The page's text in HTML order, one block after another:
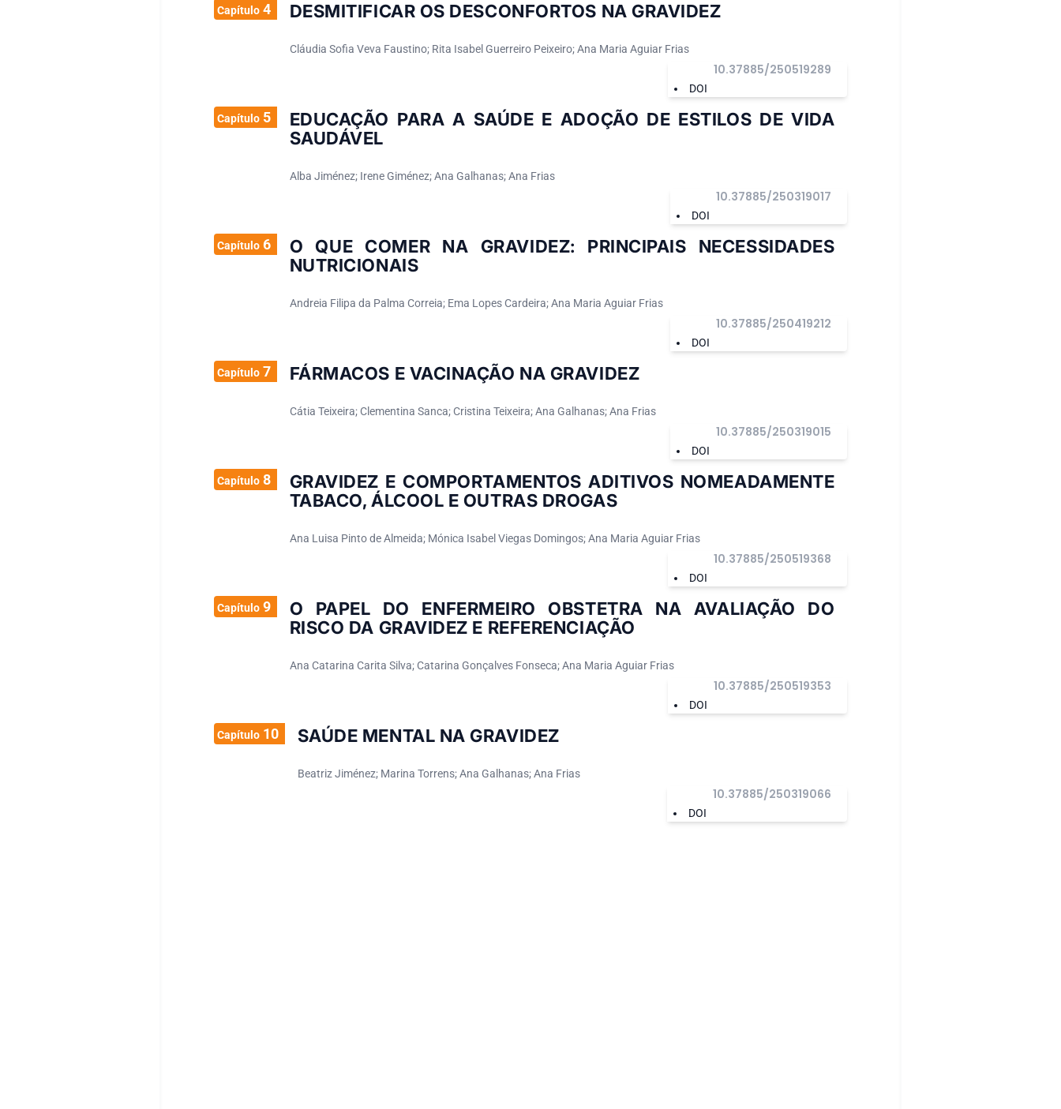
Capítulo4 DESMITIFICAR OS DESCONFORTOS NA GRAVIDEZ
Cláudia Sofia Veva Faustino; Rita Isabel Guerreiro Peixeiro; Ana Maria Aguiar Frias
DOI
10.37885/250519289
Capítulo5
EDUCAÇÃO PARA A SAÚDE E ADOÇÃO DE ESTILOS DE VIDA
SAUDÁVEL
Alba Jiménez; Irene Giménez; Ana Galhanas; Ana Frias
DOI
10.37885/250319017
Capítulo6
O QUE COMER NA GRAVIDEZ: PRINCIPAIS NECESSIDADES
NUTRICIONAIS
Andreia Filipa da Palma Correia; Ema Lopes Cardeira; Ana Maria Aguiar Frias
DOI
10.37885/250419212
Capítulo7 FÁRMACOS E VACINAÇÃO NA GRAVIDEZ
Cátia Teixeira; Clementina Sanca; Cristina Teixeira; Ana Galhanas; Ana Frias
DOI
10.37885/250319015
Capítulo8
GRAVIDEZ E COMPORTAMENTOS ADITIVOS NOMEADAMENTE
TABACO, ÁLCOOL E OUTRAS DROGAS
Ana Luisa Pinto de Almeida; Mónica Isabel Viegas Domingos; Ana Maria Aguiar Frias
DOI
10.37885/250519368
Capítulo9
O PAPEL DO ENFERMEIRO OBSTETRA NA AVALIAÇÃO DO
RISCO DA GRAVIDEZ E REFERENCIAÇÃO
Ana Catarina Carita Silva; Catarina Gonçalves Fonseca; Ana Maria Aguiar Frias
DOI
10.37885/250519353
Capítulo10 SAÚDE MENTAL NA GRAVIDEZ
Beatriz Jiménez; Marina Torrens; Ana Galhanas; Ana Frias
DOI
10.37885/250319066